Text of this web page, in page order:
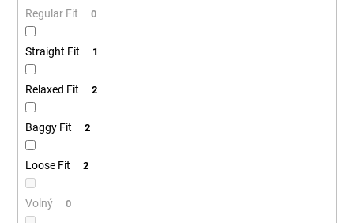
Regular Fit 0
Straight Fit 1
Relaxed Fit 2
Baggy Fit 2
Loose Fit 2
Volný 0